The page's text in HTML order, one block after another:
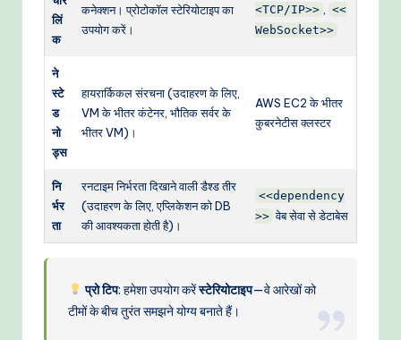
लिं
क
कनेक्शन। प्रोटोकॉल स्टेरियोटाइप का
उपयोग करें।
<TCP/IP>>
<<
WebSocket>>
ने
स्टे
ड
नो
ड्स
हायरार्किकल संरचना (उदाहरण के लिए,
VM के भीतर कंटेनर, भौतिक सर्वर के
भीतर VM)।
AWS EC2 के भीतर
कुबरनेटीस क्लस्टर
नि
र्भर
ता
रनटाइम निर्भरता दिखाने वाली डैश्ड तीर
(उदाहरण के लिए, एप्लिकेशन को DB
की आवश्यकता होती है)।
<<dependency
>> वेब सेवा से डेटाबेस
प्रो टिप: हमेशा उपयोग करेंस्टेरियोटाइप—वे आरेखों को
टीमों के बीच तुरंत समझने योग्य बनाते हैं।